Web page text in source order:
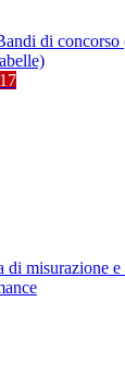
di concorso
17
di misurazione